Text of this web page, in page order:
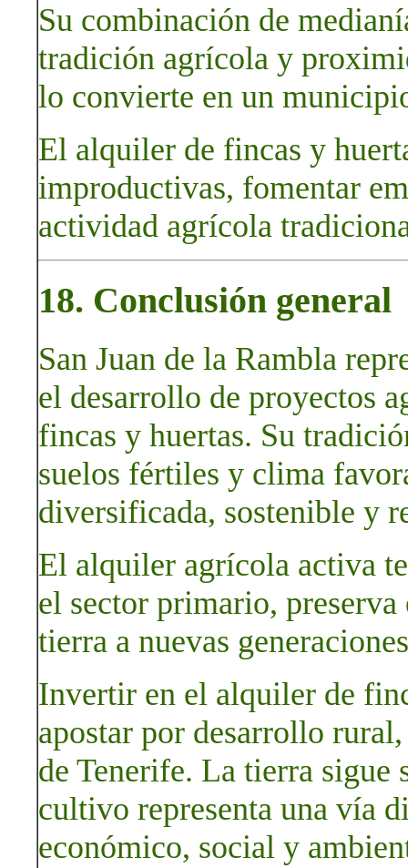
Su combinación de
tradición agrícola y
lo convierte en un
El alquiler de fincas y
improductivas, fomentar
actividad agrícola
18. Conclusión general
San Juan de la Rambla
el desarrollo de proyectos
fincas y huertas. Su
suelos fértiles y clima
diversificada, sostenible y
El alquiler agrícola activa
el sector primario,
tierra a nuevas
Invertir en el alquiler de
apostar por desarrollo
de Tenerife. La tierra sigue
cultivo representa una vía
económico, social y